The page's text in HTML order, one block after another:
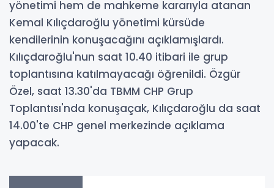
yönetimi hem de mahkeme kararıyla atanan
Kemal Kılıçdaroğlu yönetimi kürsüde
kendilerinin konuşacağını açıklamışlardı.
Kılıçdaroğlu'nun saat 10.40 itibari ile grup
toplantısına katılmayacağı öğrenildi. Özgür
Özel, saat 13.30'da TBMM CHP Grup
Toplantısı'nda konuşaçak, Kılıçdaroğlu da saat
14.00'te CHP genel merkezinde açıklama
yapacak.